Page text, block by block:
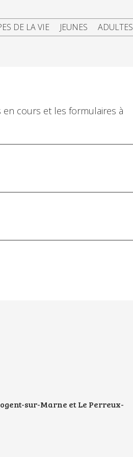
DE LA VIE JEUNES ADULTES
cours et les formulaires à
sur-Marne et Le Perreux-